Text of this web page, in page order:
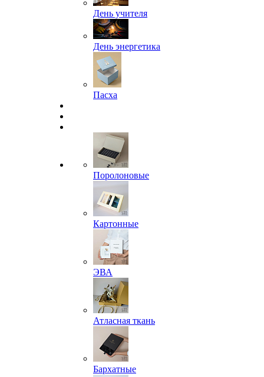
День учителя
День энергетика
Пасха
Поролоновые
Картонные
ЭВА
Атласная ткань
Бархатные